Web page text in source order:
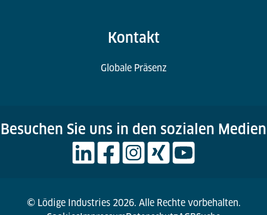
Kontakt
Globale Präsenz
Besuchen Sie uns in den sozialen Medien
© Lödige Industries 2026. Alle Rechte vorbehalten.